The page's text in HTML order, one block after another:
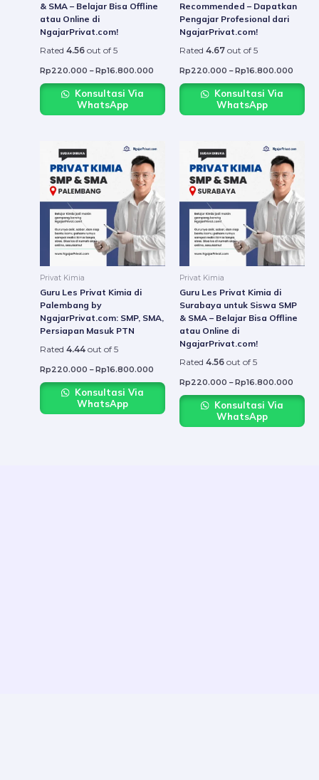
& SMA – Belajar Bisa Offline
atau Online di
NgajarPrivat.com!
Rated 4.56 out of 5
Rp220.000 – Rp16.800.000
the
product
Konsultasi Via
WhatsApp
Recommended – Dapatkan
Pengajar Profesional dari
NgajarPrivat.com!
Rated 4.67 out of 5
Rp220.000 – Rp16.800.000
the
Konsultasi Via
WhatsApp
Privat Kimia
Guru Les Privat Kimia di
Palembang by
NgajarPrivat.com: SMP, SMA,
Persiapan Masuk PTN
Rated 4.44 out of 5
Rp220.000 – Rp16.800.000
Rp220.000
through
Rp16.800.000
This
product
has
multiple
variants.
The
options
may
chosen
the
product
Konsultasi Via
WhatsApp
Privat Kimia
Guru Les Privat Kimia di
Surabaya untuk Siswa SMP
& SMA – Belajar Bisa Offline
atau Online di
NgajarPrivat.com!
Rated 4.56 out of 5
Rp220.000 – Rp16.800.000
This
has
The
may
on
the
Konsultasi Via
WhatsApp